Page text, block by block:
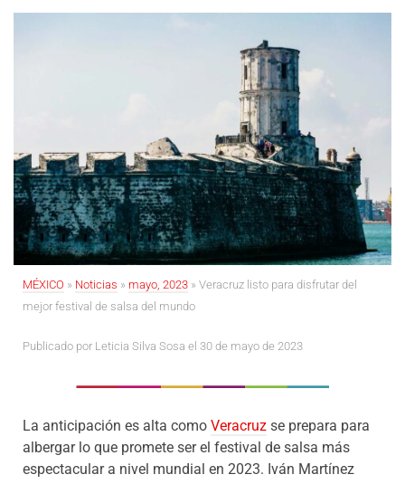
MÉXICO » Noticias » mayo, 2023 » Veracruz listo para disfrutar del
mejor festival de salsa del mundo
Publicado por Leticia Silva Sosa el 30 de mayo de 2023
La anticipación es alta como Veracruz se prepara para
albergar lo que promete ser el festival de salsa más
espectacular a nivel mundial en 2023. Iván Martínez